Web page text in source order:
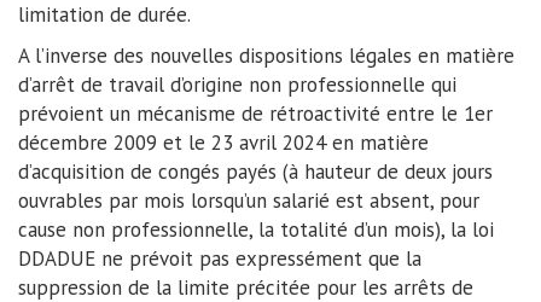
limitation de durée.
A l’inverse des nouvelles dispositions légales en matière
d’arrêt de travail d’origine non professionnelle qui
prévoient un mécanisme de rétroactivité entre le 1er
décembre 2009 et le 23 avril 2024 en matière
d’acquisition de congés payés (à hauteur de deux jours
ouvrables par mois lorsqu’un salarié est absent, pour
cause non professionnelle, la totalité d’un mois), la loi
DDADUE ne prévoit pas expressément que la
suppression de la limite précitée pour les arrêts de